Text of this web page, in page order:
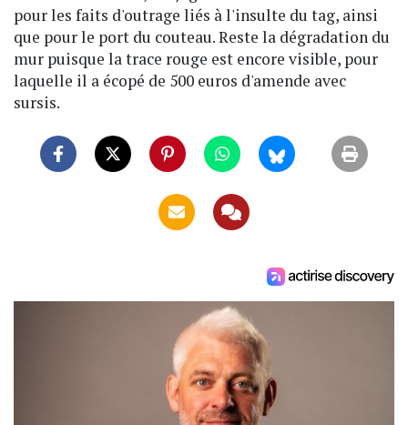
pour les faits d'outrage liés à l'insulte du tag, ainsi
que pour le port du couteau. Reste la dégradation du
mur puisque la trace rouge est encore visible, pour
laquelle il a écopé de 500 euros d'amende avec
sursis.